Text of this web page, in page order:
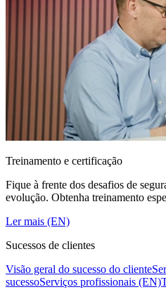
Treinamento e certificação
Fique à frente dos desafios de
evolução. Obtenha treinamento
Ler mais (EN)
Sucessos de clientes
Visão geral do sucesso do cliente
sucessoServiços profissionais (EN)